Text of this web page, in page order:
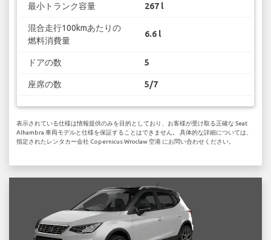
最小トランク容量 267 l
混合走行100kmあたりの
燃料消費量
6.6 l
ドアの数 5
座席の数 5/7
表示されている仕様は情報提供のみを目的としており、お客様が受け取る正確な Seat
Alhambra 車両モデルと仕様を保証することはできません。 具体的な詳細については、
指定されたレンタカー会社 Copernicus Wroclaw 空港 にお問い合わせください。